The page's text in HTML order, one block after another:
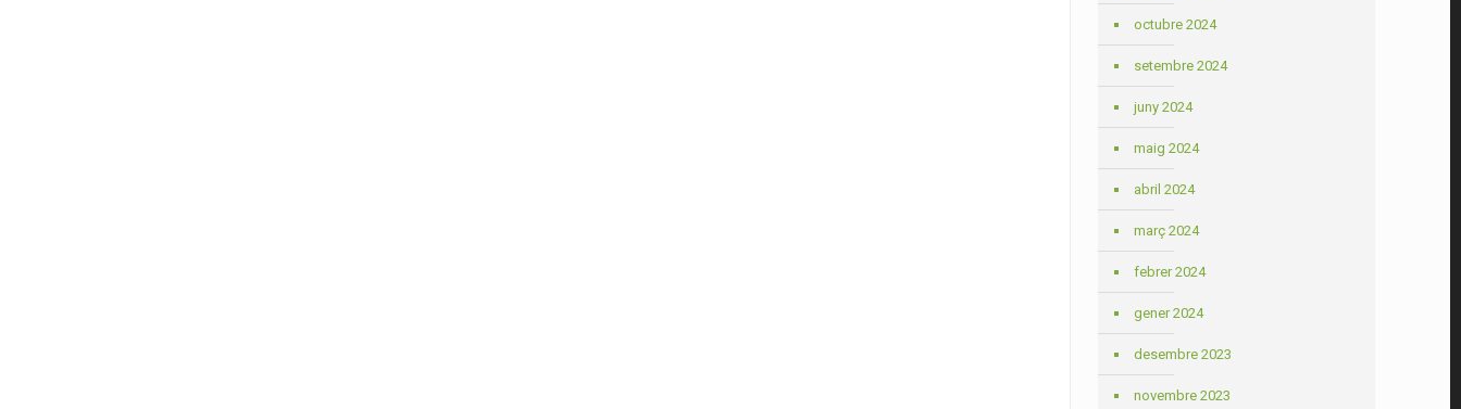
octubre 2024
setembre 2024
juny 2024
maig 2024
abril 2024
març 2024
febrer 2024
gener 2024
desembre 2023
novembre 2023